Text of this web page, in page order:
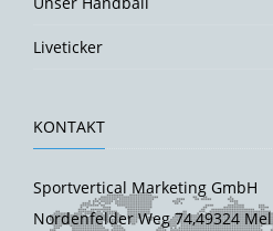
Liveticker
KONTAKT
Sportvertical Marketing GmbH
Nordenfelder Weg 74,49324